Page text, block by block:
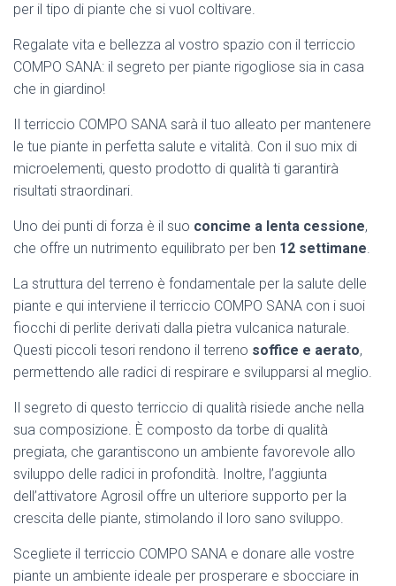
per il tipo di piante che si vuol coltivare.
Regalate vita e bellezza al vostro spazio con il terriccio
COMPO SANA: il segreto per piante rigogliose sia in casa
che in giardino!
Il terriccio COMPO SANA sarà il tuo alleato per mantenere
le tue piante in perfetta salute e vitalità. Con il suo mix di
microelementi, questo prodotto di qualità ti garantirà
risultati straordinari.
Uno dei punti di forza è il suo concime a lenta cessione,
che offre un nutrimento equilibrato per ben 12 settimane.
La struttura del terreno è fondamentale per la salute delle
piante e qui interviene il terriccio COMPO SANA con i suoi
fiocchi di perlite derivati dalla pietra vulcanica naturale.
Questi piccoli tesori rendono il terreno soffice e aerato,
permettendo alle radici di respirare e svilupparsi al meglio.
Il segreto di questo terriccio di qualità risiede anche nella
sua composizione. È composto da torbe di qualità
pregiata, che garantiscono un ambiente favorevole allo
sviluppo delle radici in profondità. Inoltre, l’aggiunta
dell’attivatore Agrosil offre un ulteriore supporto per la
crescita delle piante, stimolando il loro sano sviluppo.
Scegliete il terriccio COMPO SANA e donare alle vostre
piante un ambiente ideale per prosperare e sbocciare in